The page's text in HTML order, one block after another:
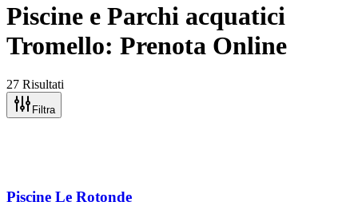
Piscine e Parchi acquatici
Tromello: Prenota Online
27 Risultati
Filtra
Piscine Le Rotonde